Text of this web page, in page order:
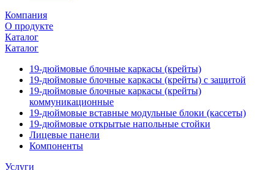
Компания
О продукте
Каталог
Каталог
19-дюймовые блочные каркасы (крейты)
19-дюймовые блочные каркасы (крейты) с защитой
19-дюймовые блочные каркасы (крейты)
коммуникационные
19-дюймовые вставные модульные блоки (кассеты)
19-дюймовые открытые напольные стойки
Лицевые панели
Компоненты
Услуги